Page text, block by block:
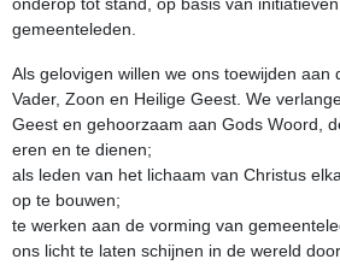
gemeenteleden.
Als gelovigen willen we ons toewijden aan
Vader, Zoon en Heilige Geest. We
Geest en gehoorzaam aan Gods Woord,
eren en te dienen;
als leden van het lichaam van Christus
op te bouwen;
te werken aan de vorming van
ons licht te laten schijnen in de wereld